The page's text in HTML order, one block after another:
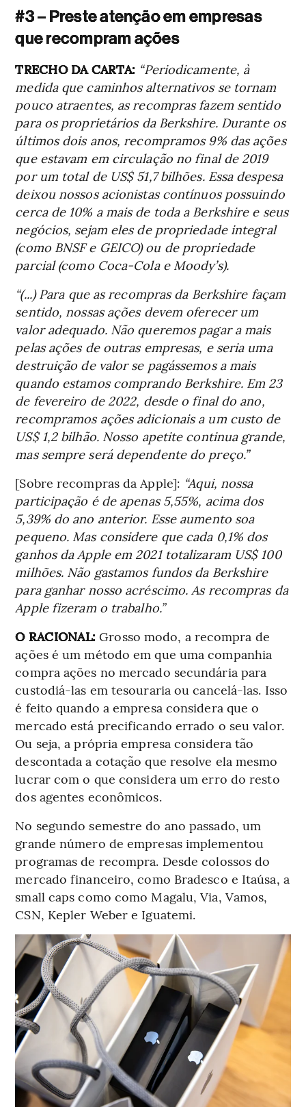
#3 – Preste atenção em empresas
que recompram ações
TRECHO DA CARTA: “Periodicamente, à
medida que caminhos alternativos se tornam
pouco atraentes, as recompras fazem sentido
para os proprietários da Berkshire. Durante os
últimos dois anos, recompramos 9% das ações
que estavam em circulação no final de 2019
por um total de US$ 51,7 bilhões. Essa despesa
deixou nossos acionistas contínuos possuindo
cerca de 10% a mais de toda a Berkshire e seus
negócios, sejam eles de propriedade integral
(como BNSF e GEICO) ou de propriedade
parcial (como Coca-Cola e Moody’s).
“(...) Para que as recompras da Berkshire façam
sentido, nossas ações devem oferecer um
valor adequado. Não queremos pagar a mais
pelas ações de outras empresas, e seria uma
destruição de valor se pagássemos a mais
quando estamos comprando Berkshire. Em 23
de fevereiro de 2022, desde o final do ano,
recompramos ações adicionais a um custo de
US$ 1,2 bilhão. Nosso apetite continua grande,
mas sempre será dependente do preço.”
[Sobre recompras da Apple]: “Aqui, nossa
participação é de apenas 5,55%, acima dos
5,39% do ano anterior. Esse aumento soa
pequeno. Mas considere que cada 0,1% dos
ganhos da Apple em 2021 totalizaram US$ 100
milhões. Não gastamos fundos da Berkshire
para ganhar nosso acréscimo. As recompras da
Apple fizeram o trabalho.”
O RACIONAL:Grosso modo, a recompra de
ações é um método em que uma companhia
compra ações no mercado secundária para
custodiá-las em tesouraria ou cancelá-las. Isso
é feito quando a empresa considera que o
mercado está precificando errado o seu valor.
Ou seja, a própria empresa considera tão
descontada a cotação que resolve ela mesmo
lucrar com o que considera um erro do resto
dos agentes econômicos.
No segundo semestre do ano passado, um
grande número de empresas implementou
programas de recompra. Desde colossos do
mercado financeiro, como Bradesco e Itaúsa, a
small caps como como Magalu, Via, Vamos,
CSN, Kepler Weber e Iguatemi.